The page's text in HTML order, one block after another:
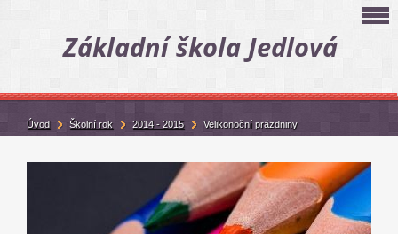
Základní škola Jedlová
Úvod Školní rok 2014 - 2015 Velikonoční prázdniny